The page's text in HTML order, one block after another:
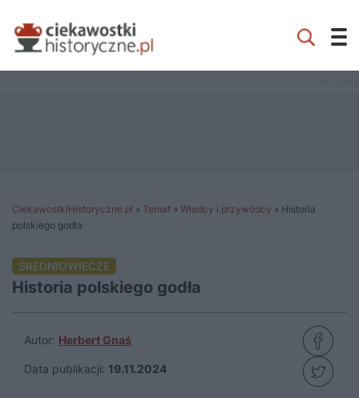
CiekawostkiHistoryczne.pl » Temat » Władcy i przywódcy » Historia
polskiego godła
ŚREDNIOWIECZE
Historia polskiego godła
Autor: Herbert Gnaś
Data publikacji: 19.11.2024